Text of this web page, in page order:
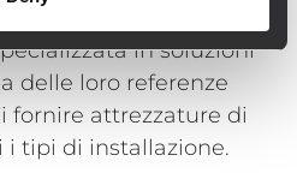
in soluzioni
delle loro referenze
fornire attrezzature di
tipi di installazione.